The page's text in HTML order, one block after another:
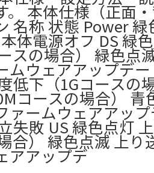
。 本体仕様（正面
名称 状態 Power 緑
体電源オフ DS 緑
スの場合） 緑色点
ムウェアアップデ
低下（1Gコースの
コースの場合） 青
ァームウェアアッ
失敗 US 緑色点灯
合） 緑色点滅 上り
アアップデ